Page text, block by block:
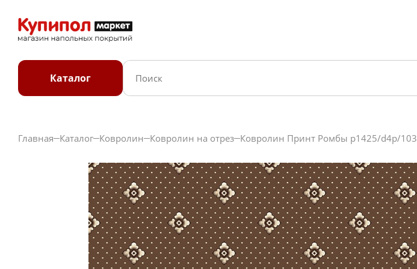
Каталог
Главная Каталог Ковролин Ковролин на отрез Ковролин Принт Ромбы p1425/d4p/103